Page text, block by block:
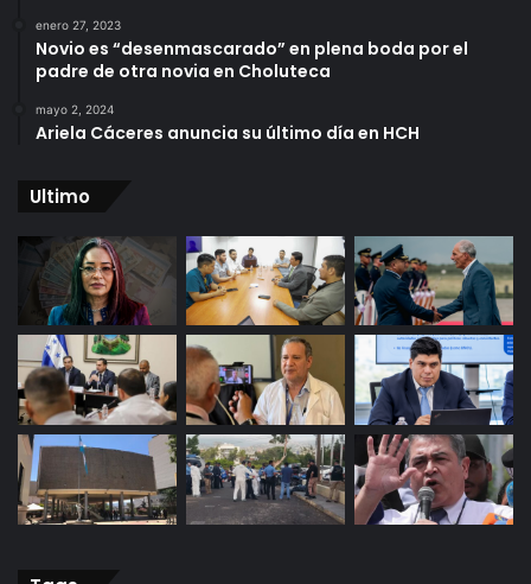
enero 27, 2023
Novio es “desenmascarado” en plena boda por el
padre de otra novia en Choluteca
mayo 2, 2024
Ariela Cáceres anuncia su último día en HCH
Ultimo